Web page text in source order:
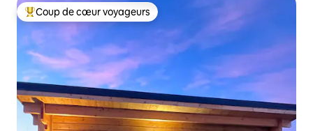
Coups de cœur voyageurs les plus appréciés
Coup de cœur voyageurs